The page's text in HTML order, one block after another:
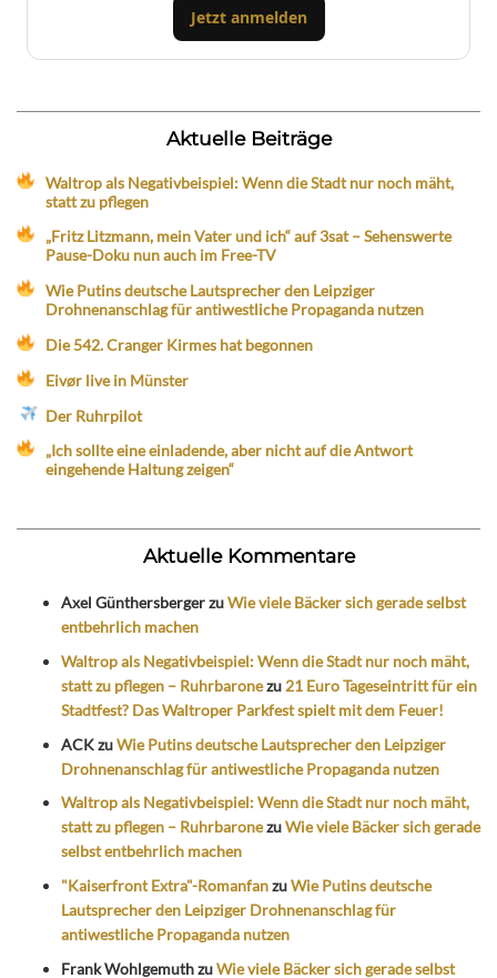
Jetzt anmelden
Aktuelle Beiträge
Waltrop als Negativbeispiel: Wenn die Stadt nur noch mäht,
statt zu pflegen
„Fritz Litzmann, mein Vater und ich“ auf 3sat – Sehenswerte
Pause-Doku nun auch im Free-TV
Wie Putins deutsche Lautsprecher den Leipziger
Drohnenanschlag für antiwestliche Propaganda nutzen
Die 542. Cranger Kirmes hat begonnen
Eivør live in Münster
Der Ruhrpilot
„Ich sollte eine einladende, aber nicht auf die Antwort
eingehende Haltung zeigen“
Aktuelle Kommentare
Axel GünthersbergerzuWie viele Bäcker sich gerade selbst
entbehrlich machen
Waltrop als Negativbeispiel: Wenn die Stadt nur noch mäht,
statt zu pflegen – Ruhrbaronezu 21 Euro Tageseintritt für ein
Stadtfest? Das Waltroper Parkfest spielt mit dem Feuer!
ACKzuWie Putins deutsche Lautsprecher den Leipziger
Drohnenanschlag für antiwestliche Propaganda nutzen
Waltrop als Negativbeispiel: Wenn die Stadt nur noch mäht,
statt zu pflegen – RuhrbaronezuWie viele Bäcker sich gerade
selbst entbehrlich machen
"Kaiserfront Extra"-RomanfanzuWie Putins deutsche
Lautsprecher den Leipziger Drohnenanschlag für
antiwestliche Propaganda nutzen
Frank WohlgemuthzuWie viele Bäcker sich gerade selbst